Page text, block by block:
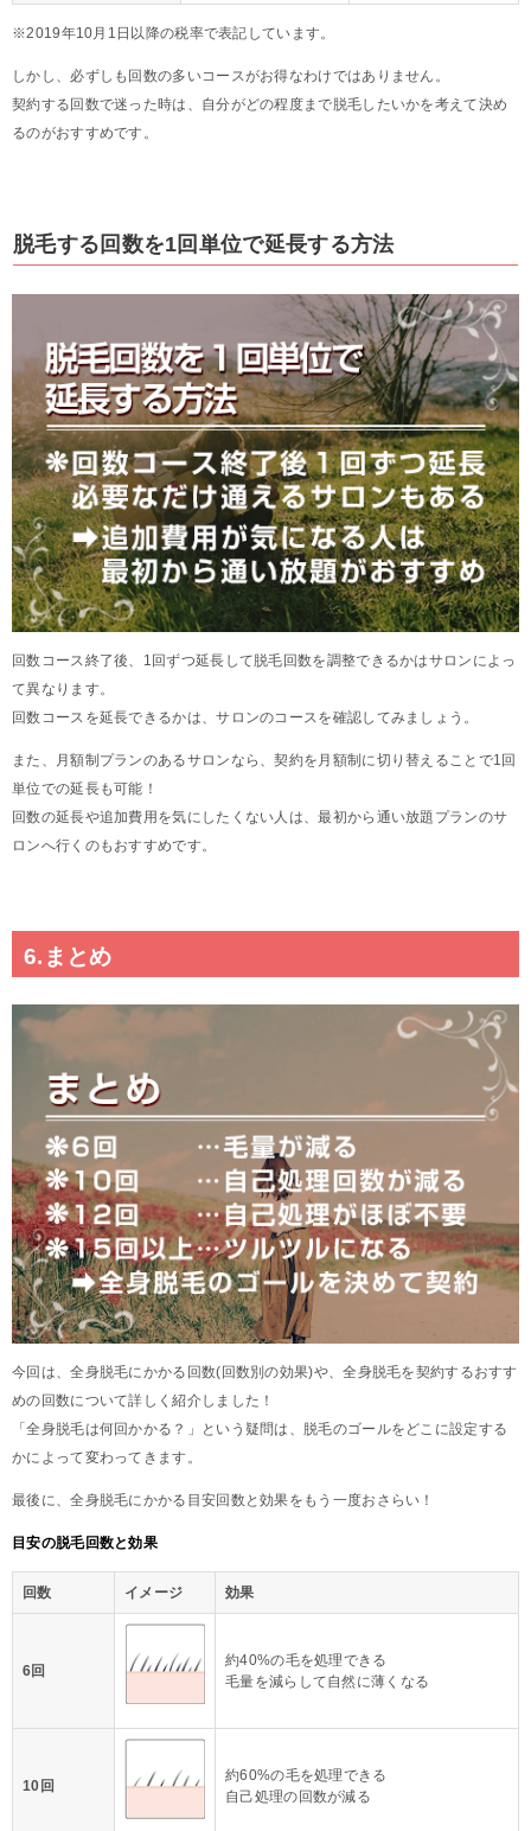
※2019年10月1日以降の税率で表記しています。
しかし、必ずしも回数の多いコースがお得なわけではありません。
契約する回数で迷った時は、自分がどの程度まで脱毛したいかを考えて決め
るのがおすすめです。
脱毛する回数を1回単位で延長する方法
回数コース終了後、1回ずつ延長して脱毛回数を調整できるかはサロンによっ
て異なります。
回数コースを延長できるかは、サロンのコースを確認してみましょう。
また、月額制プランのあるサロンなら、契約を月額制に切り替えることで1回
単位での延長も可能！
回数の延長や追加費用を気にしたくない人は、最初から通い放題プランのサ
ロンへ行くのもおすすめです。
6.まとめ
今回は、全身脱毛にかかる回数(回数別の効果)や、全身脱毛を契約するおすす
めの回数について詳しく紹介しました！
「全身脱毛は何回かかる？」という疑問は、脱毛のゴールをどこに設定する
かによって変わってきます。
最後に、全身脱毛にかかる目安回数と効果をもう一度おさらい！
目安の脱毛回数と効果
回数 イメージ 効果
6回
約40%の毛を処理できる
毛量を減らして自然に薄くなる
10回
約60%の毛を処理できる
自己処理の回数が減る